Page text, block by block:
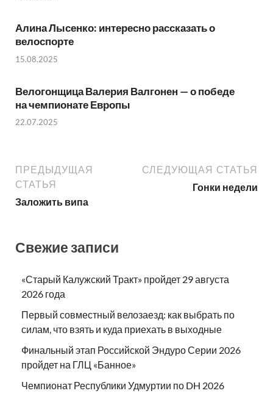
Алина Лысенко: интересно рассказать о
велоспорте
15.08.2025
Велогонщица Валерия Валгонен — о победе
на чемпионате Европы
22.07.2025
ПРЕДЫДУЩАЯ
СТАТЬЯ
Заложить випа
СЛЕДУЮЩАЯ СТАТЬЯ
Гонки недели
Свежие записи
«Старый Калужский Тракт» пройдет 29 августа
2026 года
Первый совместный велозаезд: как выбрать по
силам, что взять и куда приехать в выходные
Финальный этап Российской Эндуро Серии 2026
пройдет на ГЛЦ «Банное»
Чемпионат Республики Удмуртии по DH 2026